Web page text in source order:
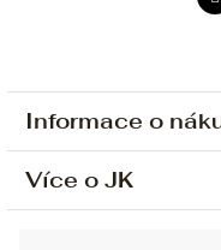
Informace o
Ochrana
Více o JK